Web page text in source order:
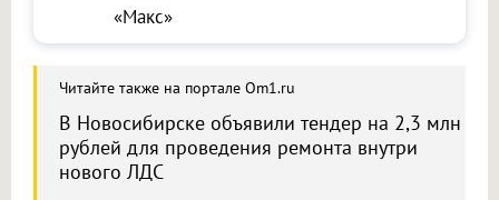
«Макс»
Читайте также на портале Om1.ru
В Новосибирске объявили тендер на 2,3 млн
рублей для проведения ремонта внутри
нового ЛДС